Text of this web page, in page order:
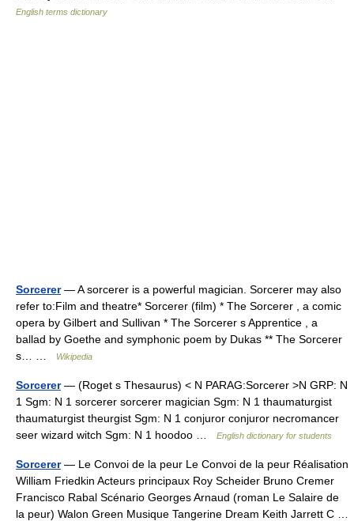
English terms dictionary
Sorcerer— A sorcerer is a powerful magician. Sorcerer may also
refer to:Film and theatre* Sorcerer (film) * The Sorcerer , a comic
opera by Gilbert and Sullivan * The Sorcerer s Apprentice , a
ballad by Goethe and symphonic poem by Dukas ** The Sorcerer
s… …
Wikipedia
Sorcerer— (Roget s Thesaurus) < N PARAG:Sorcerer >N GRP: N
1 Sgm: N 1 sorcerer sorcerer magician Sgm: N 1 thaumaturgist
thaumaturgist theurgist Sgm: N 1 conjuror conjuror necromancer
seer wizard witch Sgm: N 1 hoodoo …
English dictionary for students
Sorcerer— Le Convoi de la peur Le Convoi de la peur Réalisation
William Friedkin Acteurs principaux Roy Scheider Bruno Cremer
Francisco Rabal Scénario Georges Arnaud (roman Le Salaire de
la peur) Walon Green Musique Tangerine Dream Keith Jarrett C …